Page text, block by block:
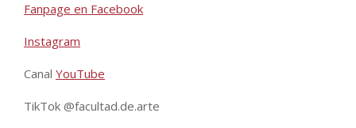
Fanpage en Facebook
Instagram
Canal YouTube
TikTok @facultad.de.arte